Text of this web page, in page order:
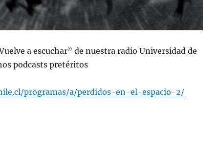
a escuchar” de nuestra radio Universidad de
podcasts pretéritos
programas/a/perdidos-en-el-espacio-2/